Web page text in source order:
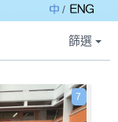
/
篩選
7